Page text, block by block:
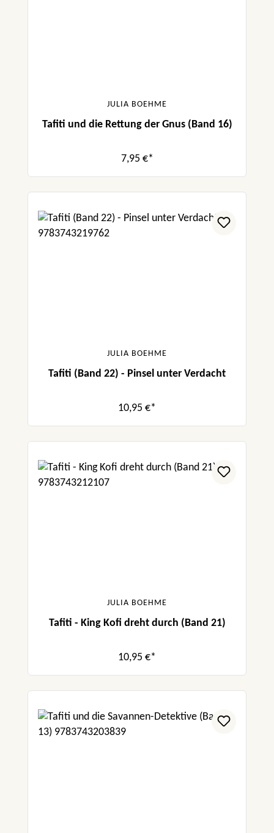
JULIA BOEHME
Tafiti und die Rettung der Gnus (Band 16)
7,95 €*
JULIA BOEHME
Tafiti (Band 22) - Pinsel unter Verdacht
10,95 €*
JULIA BOEHME
Tafiti - King Kofi dreht durch (Band 21)
10,95 €*